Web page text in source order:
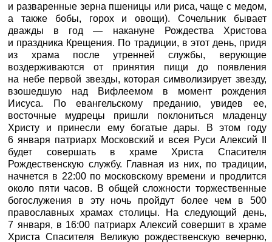
и разваренные зерна пшеницы или риса, чаще с медом,
а также бобы, горох и овощи). Сочельник бывает
дважды в год — накануне Рождества Христова
и праздника Крещения. По традиции, в этот день, придя
из храма после утренней службы, верующие
воздерживаются от принятия пищи до появления
на небе первой звезды, которая символизирует звезду,
взошедшую над Вифлеемом в момент рождения
Иисуса. По евангельскому преданию, увидев ее,
восточные мудрецы пришли поклониться младенцу
Христу и принесли ему богатые дары. В этом году
6 января патриарх Московский и всея Руси Алексий II
будет совершать в храме Христа Спасителя
Рождественскую службу. Главная из них, по традиции,
начнется в 22:00 по московскому времени и продлится
около пяти часов. В общей сложности торжественные
богослужения в эту ночь пройдут более чем в 500
православных храмах столицы. На следующий день,
7 января, в 16:00 патриарх Алексий совершит в храме
Христа Спасителя Великую рождественскую вечерню,